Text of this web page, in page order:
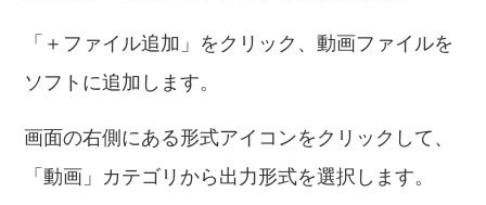
「＋ファイル追加」をクリック、動画ファイルを
ソフトに追加します。
画面の右側にある形式アイコンをクリックして、
「動画」カテゴリから出力形式を選択します。